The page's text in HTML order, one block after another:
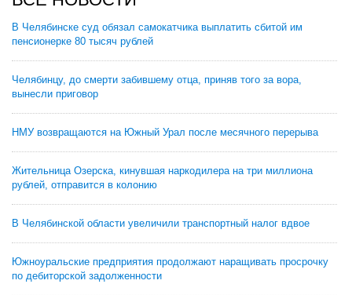
В Челябинске суд обязал самокатчика выплатить сбитой им
пенсионерке 80 тысяч рублей
Челябинцу, до смерти забившему отца, приняв того за вора,
вынесли приговор
НМУ возвращаются на Южный Урал после месячного перерыва
Жительница Озерска, кинувшая наркодилера на три миллиона
рублей, отправится в колонию
В Челябинской области увеличили транспортный налог вдвое
Южноуральские предприятия продолжают наращивать просрочку
по дебиторской задолженности